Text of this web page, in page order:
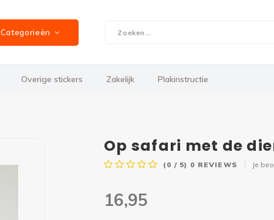
Categorieën
Overige stickers Zakelijk Plakinstructie
Op safari met de
(0 / 5) 0 REVIEWS Je
16,95